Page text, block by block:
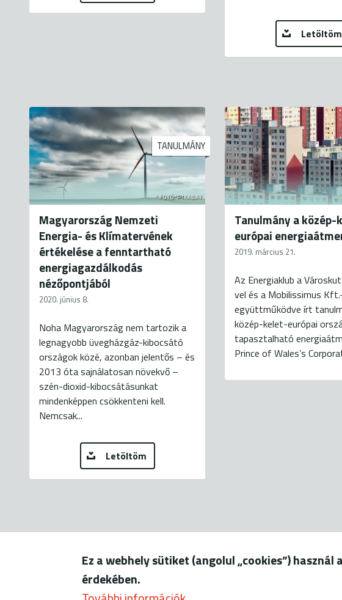
Letöltöm
FOTÓ: PIXABAY
TANULMÁNY
Magyarország Nemzeti
Energia- és Klímatervének
értékelése a fenntartható
energiagazdálkodás
nézőpontjából
2020. június 8.
Noha Magyarország nem tartozik a
legnagyobb üvegházgáz-kibocsátó
országok közé, azonban jelentős – és
2013 óta sajnálatosan növekvő –
szén-dioxid-kibocsátásunkat
mindenképpen csökkenteni kell.
Nemcsak...
Letöltöm
Tanulmány a
európai
2019. március 21.
Az Energiaklub a
vel és a Mobilissimus
együttműködve írt
közép-kelet-európai
tapasztalható
Prince of Wales’s
1056 Budapest, Szerb u. 17-19.
Ez a webhely sütiket (angolul „cookies”) használ
érdekében.